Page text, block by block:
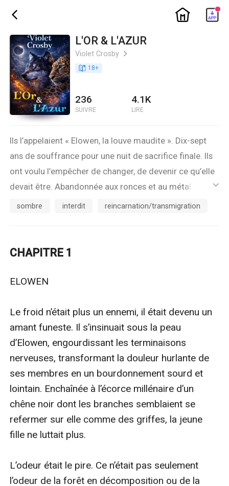
ic_back ic_home
L'OR & L'AZUR
Violet Crosby ic_arrow_right
book_age 18+
236
SUIVRE
4.1K
LIRE
Ils l’appelaient « Elowen, la louve maudite ». Dix-sept
ans de souffrance pour une nuit de sacrifice finale. Ils
ont voulu l’empêcher de changer, de devenir ce qu’elle
devait être. Abandonnée aux ronces et au métal
brûlant de l’argent, la jeune fille n’attendait plus que la
chaînes, elles ont réveillé une prophétie oubliée.
clan royal du Glacier Bleu, Elowen croise le regard de
cicatrices. Pourquoi la Lune Sombre craignait-elle tant
la transformation d’une enfant ? On n’abandonne pas
une louve pour morte sans une raison obscure... Entre
le feu de la trahison et la glace du salut, la vérité a le
goût du sang et de l’azur.
ic_default
sombre interdit reincarnation/transmigration
CHAPITRE 1
ELOWEN
Le froid n’était plus un ennemi, il était devenu un
amant funeste. Il s’insinuait sous la peau
d’Elowen, engourdissant les terminaisons
nerveuses, transformant la douleur hurlante de
ses membres en un bourdonnement sourd et
lointain. Enchaînée à l’écorce millénaire d’un
chêne noir dont les branches semblaient se
refermer sur elle comme des griffes, la jeune
fille ne luttait plus.
L’odeur était le pire. Ce n’était pas seulement
l’odeur de la forêt en décomposition ou de la